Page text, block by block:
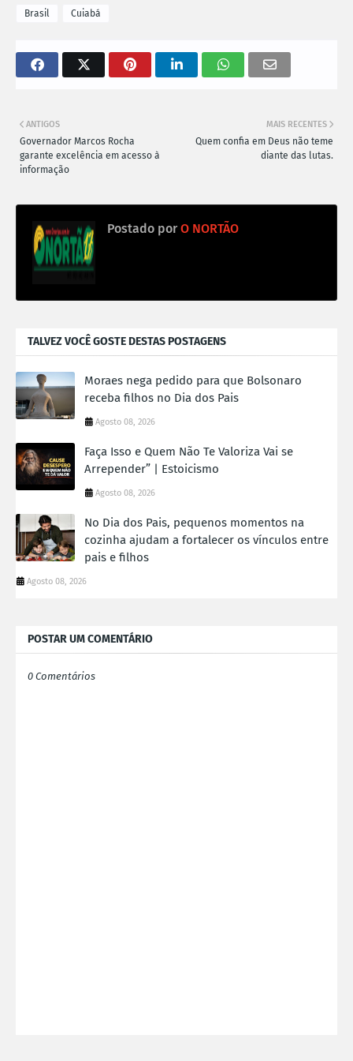
Brasil Cuiabá
MAIS RECENTES
Quem confia em Deus não teme
diante das lutas.
ANTIGOS
Governador Marcos Rocha
garante excelência em acesso à
informação
Postado por O NORTÃO
TALVEZ VOCÊ GOSTE DESTAS POSTAGENS
Moraes nega pedido para que Bolsonaro
receba filhos no Dia dos Pais
Agosto 08, 2026
Faça Isso e Quem Não Te Valoriza Vai se
Arrepender” | Estoicismo
Agosto 08, 2026
No Dia dos Pais, pequenos momentos na
cozinha ajudam a fortalecer os vínculos entre
pais e filhos
Agosto 08, 2026
POSTAR UM COMENTÁRIO
0 Comentários